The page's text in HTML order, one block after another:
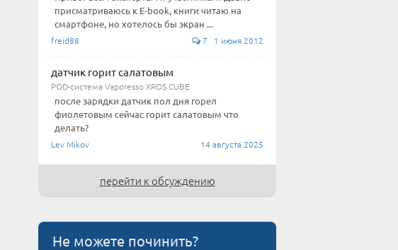
присматриваюсь к E-book, книги читаю на
смартфоне, но хотелось бы экран ...
freid88 7 1 июня 2012
датчик горит салатовым
POD-система Vaporesso XROS CUBE
после зарядки датчик пол дня горел
фиолетовым сейчас горит салатовым что
делать?
Lev Mikov 14 августа 2025
перейти к обсуждению
Не можете починить?